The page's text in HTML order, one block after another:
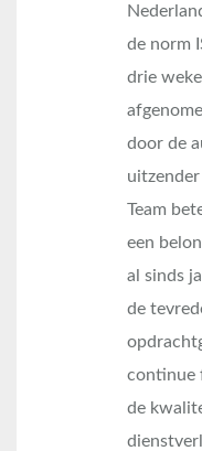
de norm
drie
door de
Team
een
al sinds
de
continue
de